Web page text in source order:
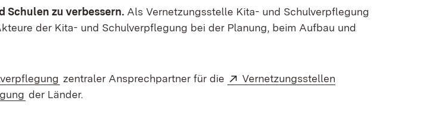
Schulen zu verbessern. Als Vernetzungsstelle Kita- und Schulverpflegung
der Kita- und Schulverpflegung bei der Planung, beim Aufbau und
(Öffnet in neuem Fenster)
zentraler Ansprechpartner für die Extern:
Vernetzungsstellen
(Öffnet in neuem Fenster)
der Länder.